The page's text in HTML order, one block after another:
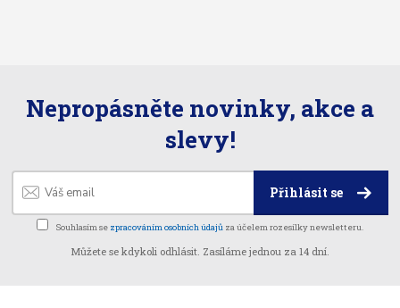
Nepropásněte novinky, akce a
slevy!
Přihlásit se
Souhlasím se zpracováním osobních údajů za účelem rozesílky newsletteru.
Můžete se kdykoli odhlásit. Zasíláme jednou za 14 dní.